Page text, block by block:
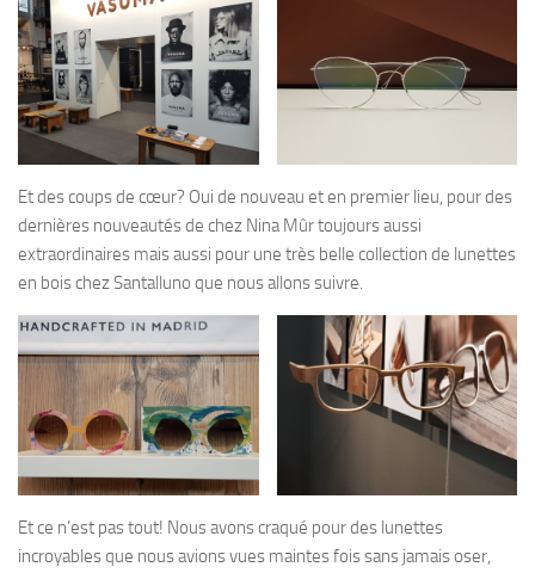
Et des coups de cœur? Oui de nouveau et en premier lieu, pour des
dernières nouveautés de chez Nina Mûr toujours aussi
extraordinaires mais aussi pour une très belle collection de lunettes
en bois chez Santalluno que nous allons suivre.
Et ce n’est pas tout! Nous avons craqué pour des lunettes
incroyables que nous avions vues maintes fois sans jamais oser,